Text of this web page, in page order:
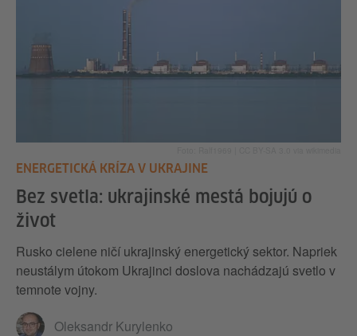
ENERGETICKÁ KRÍZA V UKRAJINE
Bez svetla: ukrajinské mestá bojujú o
život
Rusko cielene ničí ukrajinský energetický sektor. Napriek
neustálym útokom Ukrajinci doslova nachádzajú svetlo v
temnote vojny.
Oleksandr Kurylenko